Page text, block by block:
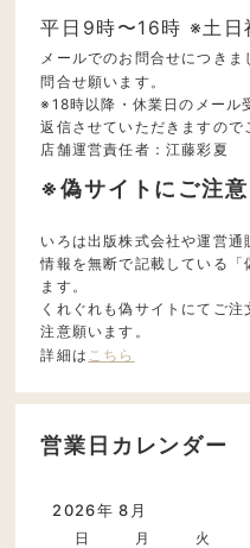
平日9時〜16時 ※土日
メールでのお問合せにつきま
問合せ願います。
※18時以降・休業日のメール
返信させていただきますので
店舗運営責任者：江藤彩夏
※偽サイトにご注
いろは出版株式会社や運営
情報を無断で記載している「
ます。
くれぐれも偽サイトにてご
注意願います。
詳細は こちら
営業日カレンダー
2026年 8月
日 月 火